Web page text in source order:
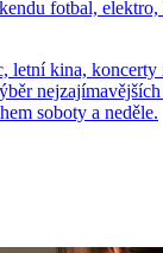
fotbal,
letní kina,
soboty a neděle.